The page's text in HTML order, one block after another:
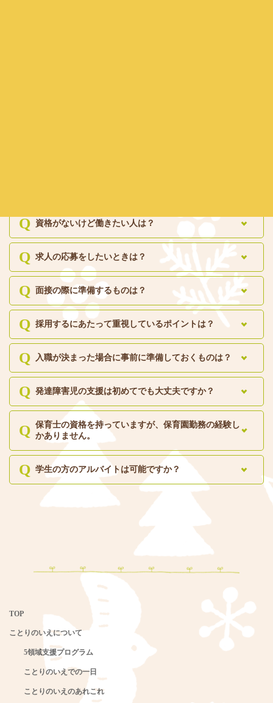
資格がないけど働きたい人は？
求人の応募をしたいときは？
面接の際に準備するものは？
採用するにあたって重視しているポイントは？
入職が決まった場合に事前に準備しておくものは？
発達障害児の支援は初めてでも大丈夫ですか？
保育士の資格を持っていますが、保育園勤務の経験し
かありません。
学生の方のアルバイトは可能ですか？
TOP
ことりのいえについて
5領域支援プログラム
ことりのいえでの一日
ことりのいえのあれこれ